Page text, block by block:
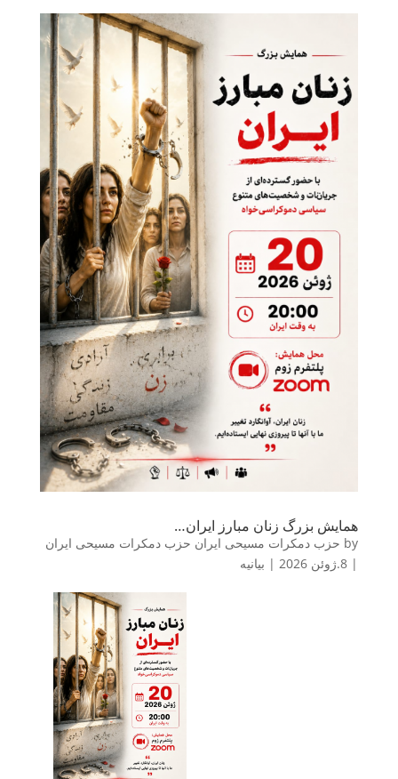
همایش بزرگ زنان مبارز ایران…
by حزب دمکرات مسیحی ایران حزب دمکرات مسیحی ایران
| 8.ژوئن 2026 | بیانیه